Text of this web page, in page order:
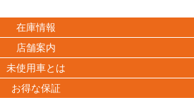
在庫情報
店舗案内
未使用車とは
お得な保証